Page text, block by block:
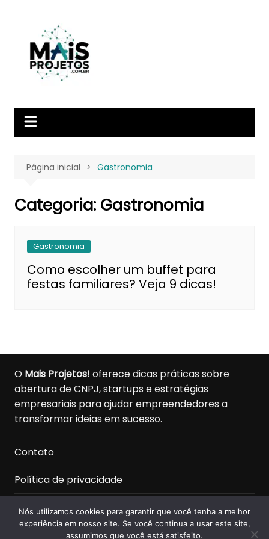
conteúdo
Página inicial Gastronomia
Categoria: Gastronomia
Gastronomia
Como escolher um buffet para
festas familiares? Veja 9 dicas!
O Mais Projetos! oferece dicas práticas sobre
abertura de CNPJ, startups e estratégias
empresariais para ajudar empreendedores a
transformar ideias em sucesso.
Contato
Política de privacidade
Sobre nós
Nós utilizamos cookies para garantir que você tenha a melhor
experiência em nosso site. Se você continua a usar este site,
assumimos que você está satisfeito.